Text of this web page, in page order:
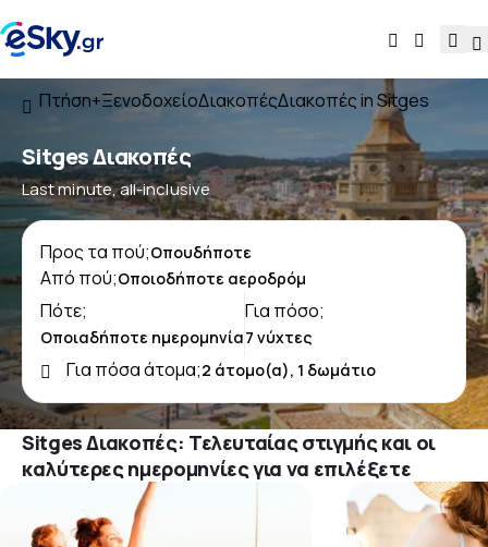
Πτήση+ΞενοδοχείοΔιακοπέςΔιακοπές in Sitges
Sitges Διακοπές
Last minute, all-inclusive
Προς τα πού;
Από πού;
Πότε;
Για πόσο;
Για πόσα άτομα;
Sitges Διακοπές: Τελευταίας στιγμής και οι
καλύτερες ημερομηνίες για να επιλέξετε